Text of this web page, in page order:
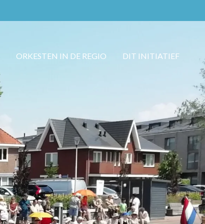
ORKESTEN IN DE REGIO DIT INITIATIEF